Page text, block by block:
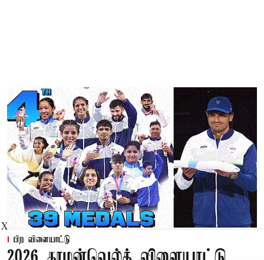
பிற விளையாட்டு
X